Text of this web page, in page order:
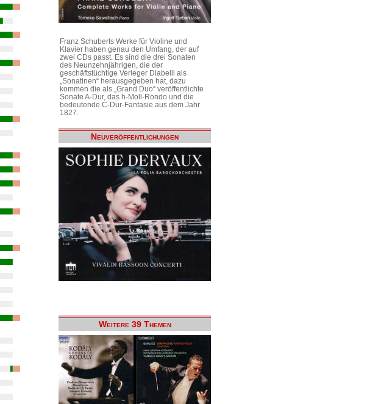
Franz Schuberts Werke für Violine und
Klavier haben genau den Umfang, der auf
zwei CDs passt. Es sind die drei Sonaten
des Neunzehnjährigen, die der
geschäftstüchtige Verleger Diabelli als
„Sonatinen“ herausgegeben hat, dazu
kommen die als „Grand Duo“ veröffentlichte
Sonate A-Dur, das h-Moll-Rondo und die
bedeutende C-Dur-Fantasie aus dem Jahr
1827.
Neuveröffentlichungen
Weitere 39 Themen